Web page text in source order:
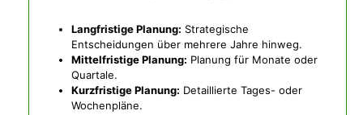
Langfristige Planung: Strategische
Entscheidungen über mehrere Jahre hinweg.
Mittelfristige Planung: Planung für Monate oder
Quartale.
Kurzfristige Planung: Detaillierte Tages- oder
Wochenpläne.